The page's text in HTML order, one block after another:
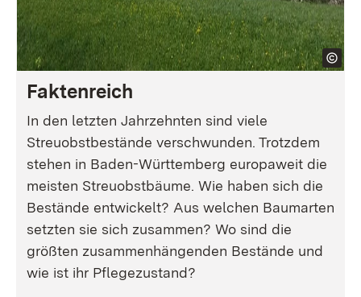
Faktenreich
In den letzten Jahrzehnten sind viele
Streuobstbestände verschwunden. Trotzdem
stehen in Baden-Württemberg europaweit die
meisten Streuobstbäume. Wie haben sich die
Bestände entwickelt? Aus welchen Baumarten
setzten sie sich zusammen? Wo sind die
größten zusammenhängenden Bestände und
wie ist ihr Pflegezustand?